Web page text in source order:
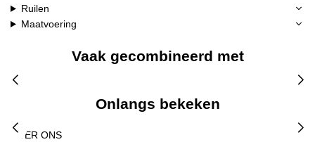
Ruilen
Maatvoering
Vaak gecombineerd met
Onlangs bekeken
OVER ONS